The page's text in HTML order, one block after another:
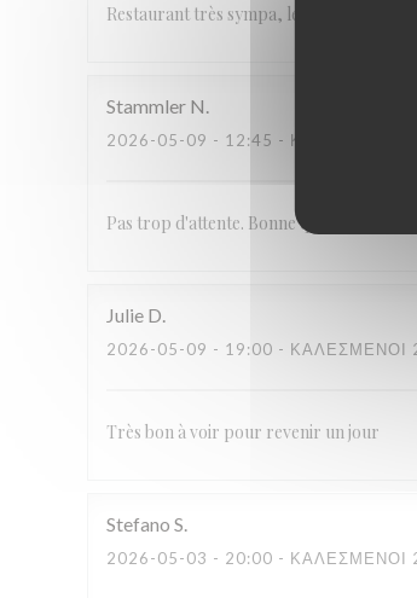
Restaurant très sympa, le service est
Stammler N
2026-05-09 - 12:45 - ΚΑΛΕΣΜΈΝΟΙ 6
Pas trop d'attente. Bonne qualité de la
Julie D
2026-05-09 - 19:00 - ΚΑΛΕΣΜΈΝΟΙ
Très bon à voir pour revenir un jour
Stefano S
2026-05-03 - 20:00 - ΚΑΛΕΣΜΈΝΟΙ